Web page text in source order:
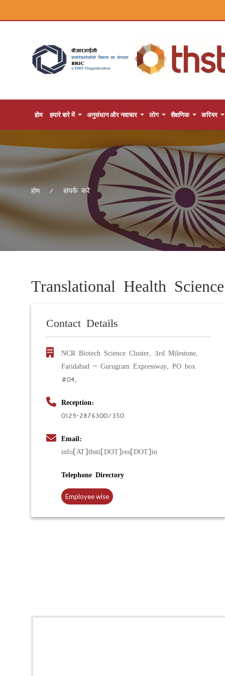
होम हमारे बारे में अनुसंधान और नवाचार लोग शैक्षणिक करियर
होम संपर्क करें
Translational Health
Contact Details
NCR Biotech Science Cluster, 3rd Milestone,
Faridabad – Gurugram Expressway, PO box
#04,
Reception:
0129-2876300/350
Email:
info[AT]thsti[DOT]res[DOT]in
Telephone Directory
Employee wise